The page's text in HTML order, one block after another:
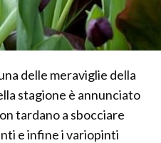
delle meraviglie della
stagione è annunciato
tardano a sbocciare
e infine i variopinti